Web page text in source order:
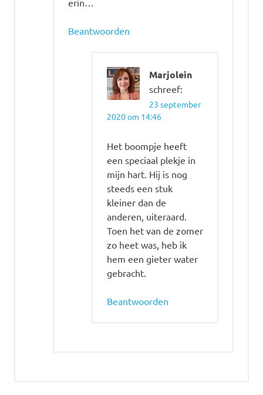
Beantwoorden
Marjolein
schreef:
23 september
2020 om 14:46
Het boompje heeft
een speciaal plekje in
mijn hart. Hij is nog
steeds een stuk
kleiner dan de
anderen, uiteraard.
Toen het van de zomer
zo heet was, heb ik
hem een gieter water
gebracht.
Beantwoorden